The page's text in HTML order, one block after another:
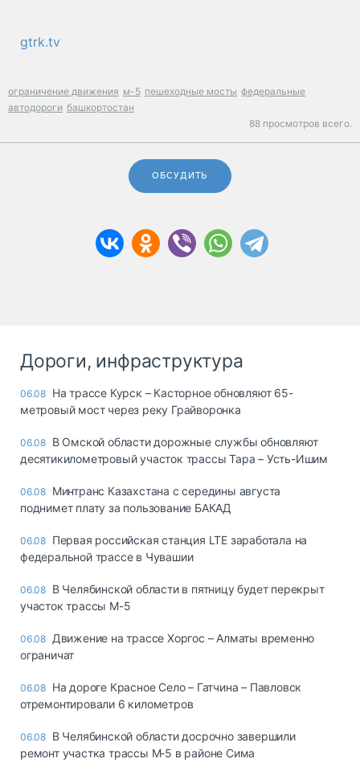
gtrk.tv
ограничение движения м-5 пешеходные мосты федеральные
автодороги башкортостан
88 просмотров всего.
ОБСУДИТЬ
Дороги, инфраструктура
06.08 На трассе Курск – Касторное обновляют 65-
метровый мост через реку Грайворонка
06.08 В Омской области дорожные службы обновляют
десятикилометровый участок трассы Тара – Усть-Ишим
06.08 Минтранс Казахстана с середины августа
поднимет плату за пользование БАКАД
06.08 Первая российская станция LTE заработала на
федеральной трассе в Чувашии
06.08 В Челябинской области в пятницу будет перекрыт
участок трассы М-5
06.08 Движение на трассе Хоргос – Алматы временно
ограничат
06.08 На дороге Красное Село – Гатчина – Павловск
отремонтировали 6 километров
06.08 В Челябинской области досрочно завершили
ремонт участка трассы М‑5 в районе Сима